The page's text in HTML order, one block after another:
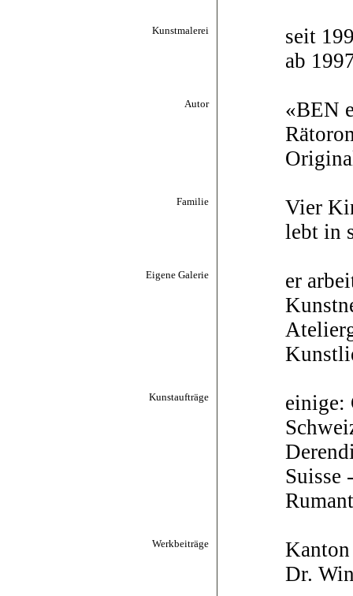
Kunstmalerei
seit
ab
Autor
«BEN
Familie
Vier
lebt in
Eigene Galerie
er
Kunstaufträge
einige:
Suisse
Werkbeiträge
Dr.